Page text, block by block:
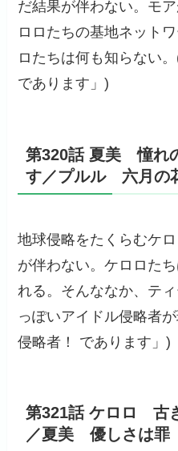
だ結果が伴わない。モ
ロロたちの基地ネット
ロたちは何も知らない
であります」)
第320話 夏美 憧れ
す／プルル 六月の
地球侵略をたくらむケ
が伴わない。ケロロた
れる。そんななか、テ
っぽいアイドル侵略者
侵略者！ であります」)
第321話 ケロロ 古
／夏美 優しさは